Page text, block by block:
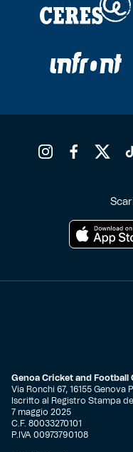
Genoa Cricket and Football
Via Ronchi 67, 16155 Genova
Iscritto al Registro Stampa
7 maggio 2025
C.F. 80033270101
P.IVA 00973790108